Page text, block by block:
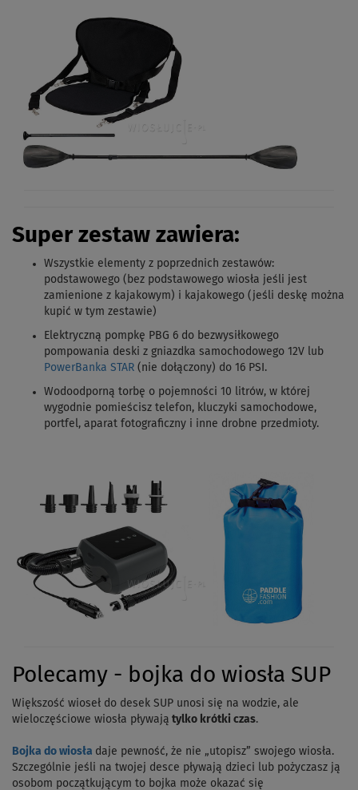
Super zestaw zawiera:
Wszystkie elementy z poprzednich zestawów:
podstawowego (bez podstawowego wiosła jeśli jest
zamienione z kajakowym) i kajakowego (jeśli deskę można
kupić w tym zestawie)
Elektryczną pompkę PBG 6 do bezwysiłkowego
pompowania deski z gniazdka samochodowego 12V lub
PowerBanka STAR (nie dołączony) do 16 PSI.
Wodoodporną torbę o pojemności 10 litrów, w której
wygodnie pomieścisz telefon, kluczyki samochodowe,
portfel, aparat fotograficzny i inne drobne przedmioty.
Polecamy - bojka do wiosła SUP
Większość wioseł do desek SUP unosi się na wodzie, ale
wieloczęściowe wiosła pływają tylko krótki czas.
Bojka do wiosła daje pewność, że nie „utopisz” swojego wiosła.
Szczególnie jeśli na twojej desce pływają dzieci lub pożyczasz ją
osobom początkującym to bojka może okazać się